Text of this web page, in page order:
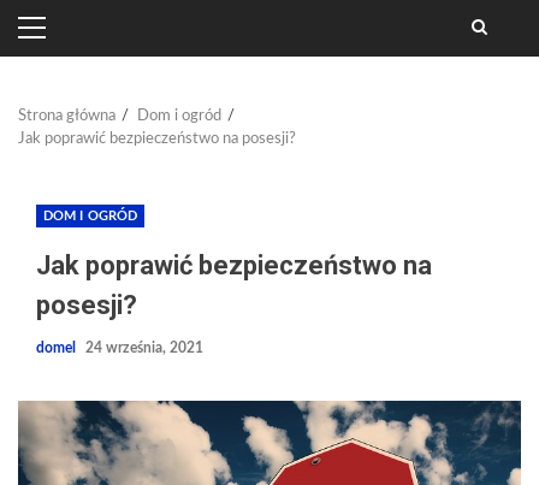
PRIMARY
MENU
Strona główna
Dom i ogród
Jak poprawić bezpieczeństwo na posesji?
DOM I OGRÓD
Jak poprawić bezpieczeństwo na
posesji?
domel 24 września, 2021